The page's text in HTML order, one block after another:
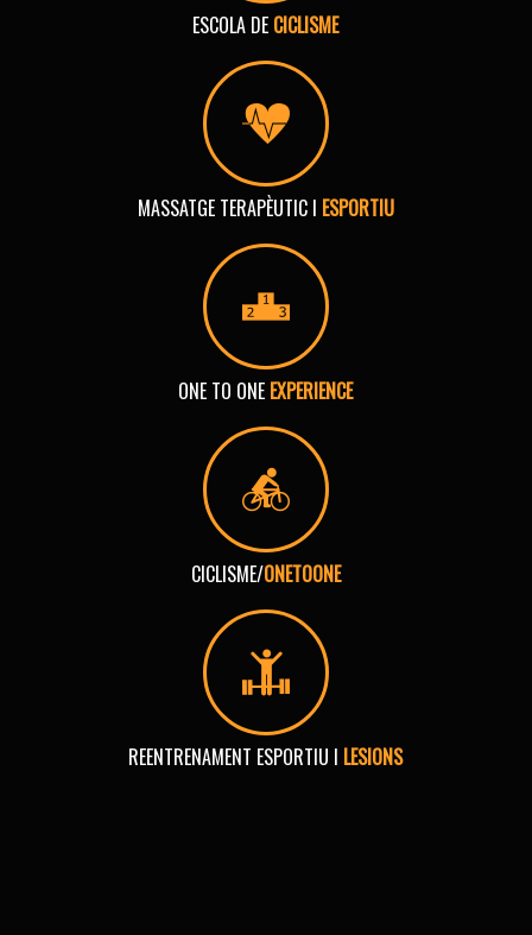
ESCOLA DE CICLISME
MASSATGE TERAPÈUTIC I ESPORTIU
ONE TO ONE EXPERIENCE
CICLISME/ONETOONE
REENTRENAMENT ESPORTIU I LESIONS